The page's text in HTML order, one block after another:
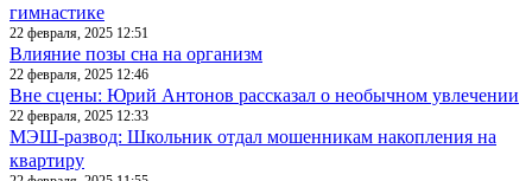
гимнастике
22 февраля, 2025 12:51
Влияние позы сна на организм
22 февраля, 2025 12:46
Вне сцены: Юрий Антонов рассказал о необычном увлечении
22 февраля, 2025 12:33
МЭШ-развод: Школьник отдал мошенникам накопления на
квартиру